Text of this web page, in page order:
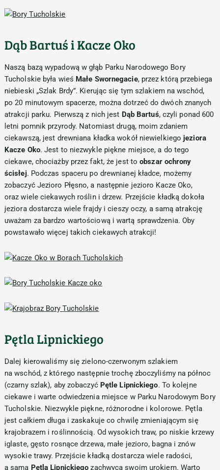
Dąb Bartuś i Kacze Oko
Naszą bazą wypadową w głąb Parku Narodowego Bory
Tucholskie była wieś Małe Swornegacie, przez którą przebiega
niebieski „Szlak Brdy”. Kierując się tym szlakiem na wschód,
po 20 minutowym spacerze, można dotrzeć do dwóch znanych
atrakcji parku. Pierwszą z nich jest Dąb Bartuś, czyli ponad 600
letni pomnik przyrody. Natomiast drugą, moim zdaniem
ciekawszą, jest drewniana kładka wokół niewielkiegojeziora
Kacze Oko. Jest to niezwykle piękne miejsce, a do tego
ciekawe, chociażby przez fakt, że jest to obszar ochrony
ścisłej. Podczas spaceru po drewnianej kładce, możemy
zobaczyć Jezioro Płęsno, a następnie jezioro Kacze Oko,
oraz wiele ciekawych roślin i drzew. Przejście kładką dokoła
jeziora dostarcza wiele frajdy i cieszy oczy, a samą atrakcję
uważam za bardzo wartościową i wartą sprawdzenia. Oby
powstawało więcej takich ciekawych atrakcji!
Pętla Lipnickiego
Dalej kierowaliśmy się zielono-czerwonym szlakiem
na wschód, z którego następnie trochę zboczyliśmy na północ
(czarny szlak), aby zobaczyć Pętle Lipnickiego. To kolejne
ciekawe i warte odwiedzenia miejsce w Parku Narodowym Bory
Tucholskie. Niezwykle piękne, różnorodne i kolorowe. Pętla
jest całkiem długa i zaskakuje co chwilę zmieniającym się
krajobrazem i roślinnością. Od wysokich traw, po niskie krzewy
iglaste, gęsto rosnące drzewa, małe jezioro, bagna i znów
wysokie trawy. Przejście kładką dostarcza wiele radości,
a sama Pętla Lipnickiego zachwyca swoim urokiem. Warto